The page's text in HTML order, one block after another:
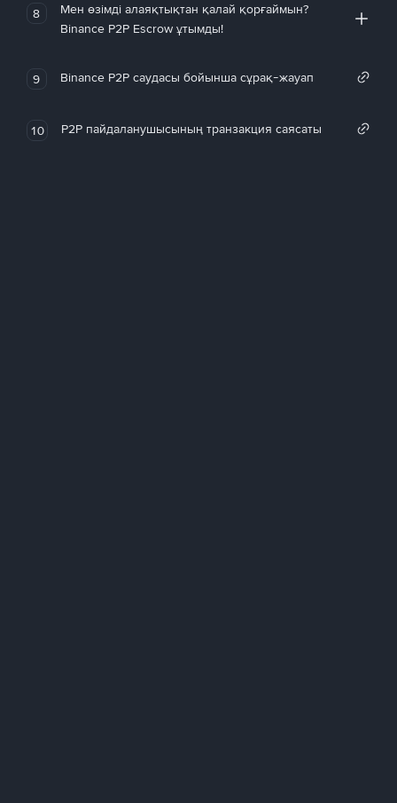
8
Мен өзімді алаяқтықтан қалай қорғаймын?
Binance P2P Escrow ұтымды!
9 Binance P2P саудасы бойынша сұрақ-жауап
10 P2P пайдаланушысының транзакция саясаты